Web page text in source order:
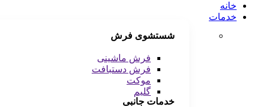
خانه
خدمات
شستشوی فرش
فرش ماشینی
فرش دستبافت
موکت
گلیم
خدمات جانبی